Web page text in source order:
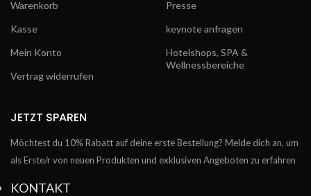
Warenkorb
Kasse
Mein Konto
Vertrag widerrufen
Presse
keynote anfragen
Hotelshops, SPA &
Wellnessbereiche
JETZT SPAREN
Möchtest du 10% Rabatt auf deine erste Bestellung? Melde dich an, um
als Erste/r von neuen Produkten und exklusiven Angeboten zu erfahren
KONTAKT